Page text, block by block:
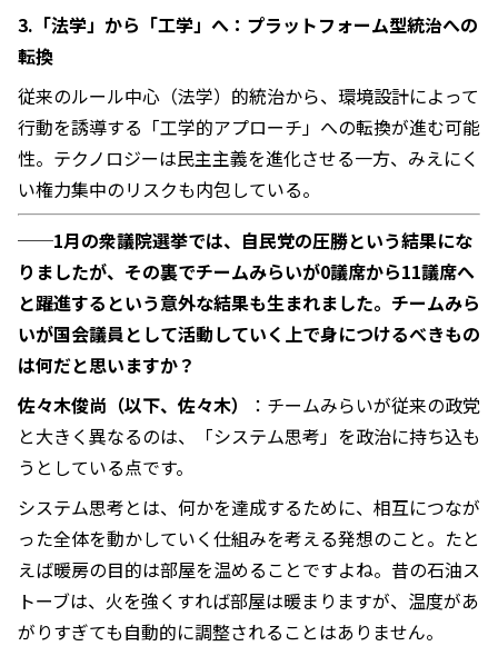
3.「法学」から「工学」へ：プラットフォーム型統治への
転換
従来のルール中心（法学）的統治から、環境設計によって
行動を誘導する「工学的アプローチ」への転換が進む可能
性。テクノロジーは民主主義を進化させる一方、みえにく
い権力集中のリスクも内包している。
──1月の衆議院選挙では、自民党の圧勝という結果にな
りましたが、その裏でチームみらいが0議席から11議席へ
と躍進するという意外な結果も生まれました。チームみら
いが国会議員として活動していく上で身につけるべきもの
は何だと思いますか？
佐々木俊尚（以下、佐々木）
：チームみらいが従来の政党
と大きく異なるのは、「システム思考」を政治に持ち込も
うとしている点です。
システム思考とは、何かを達成するために、相互につなが
った全体を動かしていく仕組みを考える発想のこと。たと
えば暖房の目的は部屋を温めることですよね。昔の石油ス
トーブは、火を強くすれば部屋は暖まりますが、温度があ
がりすぎても自動的に調整されることはありません。